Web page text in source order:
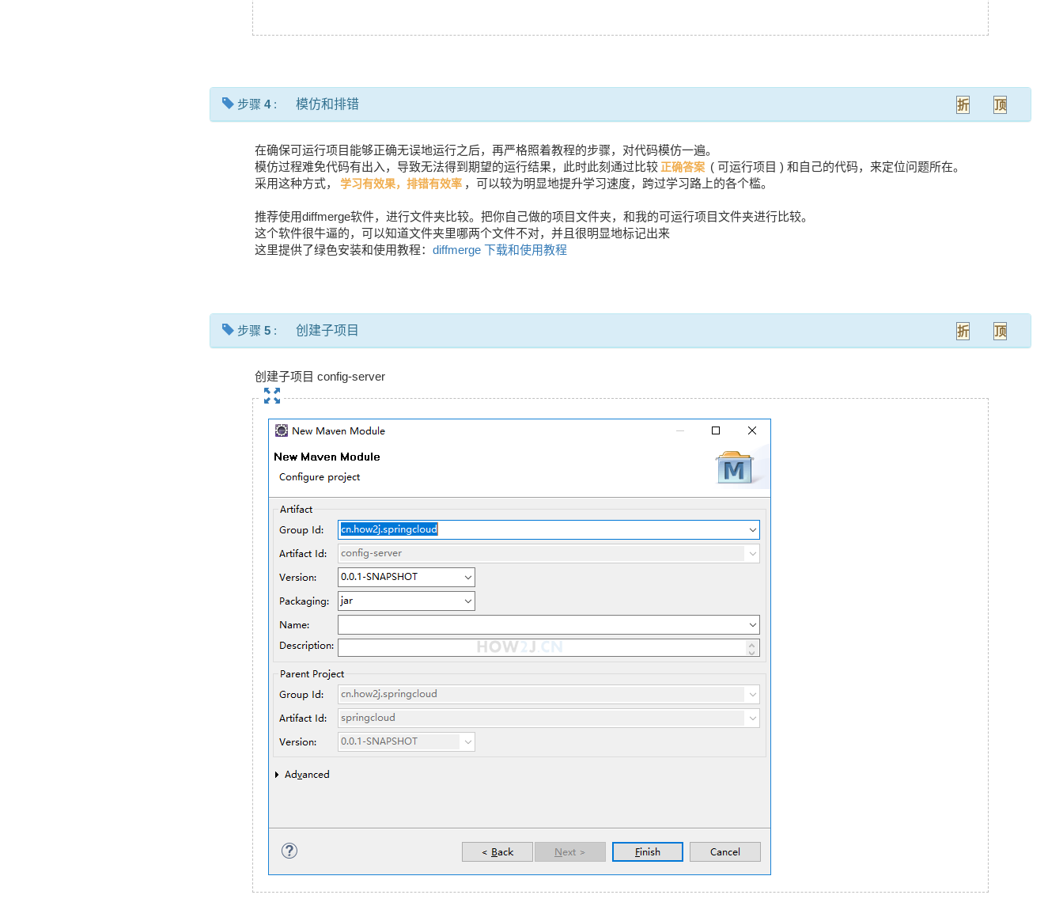
步骤 4: 模仿和排错 顶
折
在确保可运行项目能够正确无误地运行之后，再严格照着教程的步骤，对代码模仿一遍。
模仿过程难免代码有出入，导致无法得到期望的运行结果，此时此刻通过比较 正确答案 ( 可运行项目 ) 和自己的代码，来定位问题所在。
采用这种方式，
学习有效果，排错有效率 ，可以较为明显地提升学习速度，跨过学习路上的各个槛。
推荐使用diffmerge软件，进行文件夹比较。把你自己做的项目文件夹，和我的可运行项目文件夹进行比较。
这个软件很牛逼的，可以知道文件夹里哪两个文件不对，并且很明显地标记出来
这里提供了绿色安装和使用教程： diffmerge 下载和使用教程
步骤 5 : 创建子项目 顶
折
创建子项目 config-server